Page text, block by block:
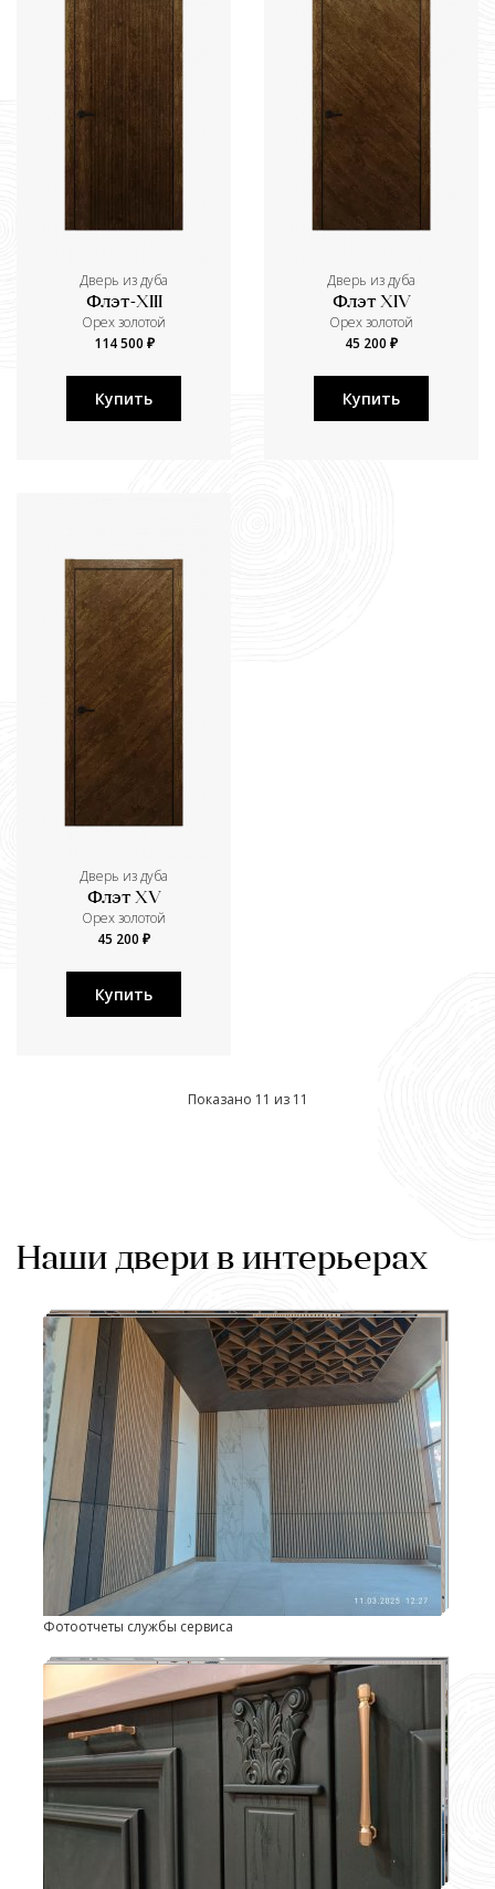
Дверь из дуба
Флэт-XIII
Орех золотой
114 500 ₽
Купить
Дверь из дуба
Флэт XIV
Орех золотой
45 200 ₽
Купить
Дверь из дуба
Флэт XV
Орех золотой
45 200 ₽
Купить
Показано 11 из 11
Наши двери в интерьерах
Фотоотчеты службы сервиса